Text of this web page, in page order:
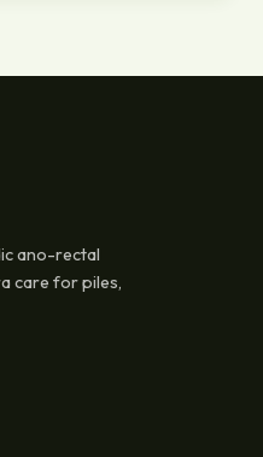
ano-rectal
care for piles,